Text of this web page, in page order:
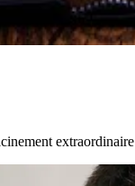
extraordinaire